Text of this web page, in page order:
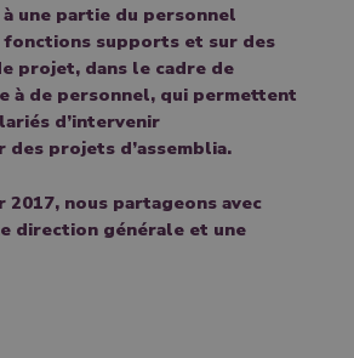
une partie du personnel
fonctions supports et sur des
projet, dans le cadre de
à de personnel, qui permettent
d’intervenir
projets d’assemblia.
2017, nous partageons avec
direction générale et une